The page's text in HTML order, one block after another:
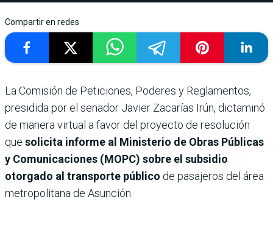
Compartir en redes
La Comisión de Peticiones, Poderes y Reglamentos,
presidida por el senador Javier Zacarías Irún, dictaminó
de manera virtual a favor del proyecto de resolución
que solicita informe al Ministerio de Obras Públicas
y Comunicaciones (MOPC) sobre el subsidio
otorgado al transporte público de pasajeros del área
metropolitana de Asunción.